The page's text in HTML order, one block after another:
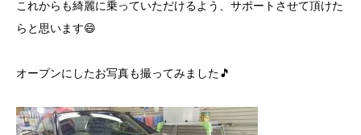
これからも綺麗に乗っていただけるよう、サポートさせて頂けた
らと思います😄
オープンにしたお写真も撮ってみました🎵